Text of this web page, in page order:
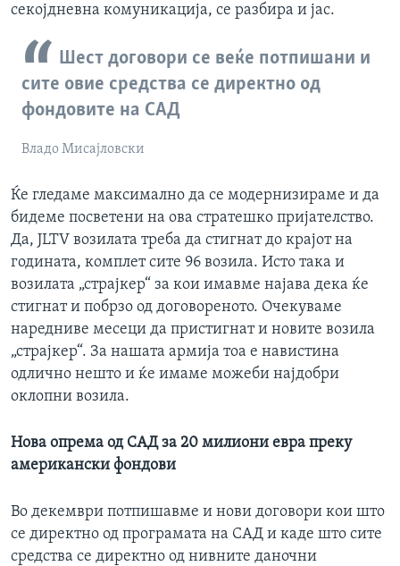
секојдневна комуникација, се разбира и јас.
Шест договори се веќе потпишани и
сите овие средства се директно од
фондовите на САД
Владо Мисајловски
Ќе гледаме максимално да се модернизираме и да
бидеме посветени на ова стратешко пријателство.
Да, JLTV возилата треба да стигнат до крајот на
годината, комплет сите 96 возила. Исто така и
возилата „страјкер“ за кои имавме најава дека ќе
стигнат и побрзо од договореното. Очекуваме
наредниве месеци да пристигнат и новите возила
„страјкер“. За нашата армија тоа е навистина
одлично нешто и ќе имаме можеби најдобри
оклопни возила.
Нова опрема од САД за 20 милиони евра преку
американски фондови
Во декември потпишавме и нови договори кои што
се директно од програмата на САД и каде што сите
средства се директно од нивните даночни